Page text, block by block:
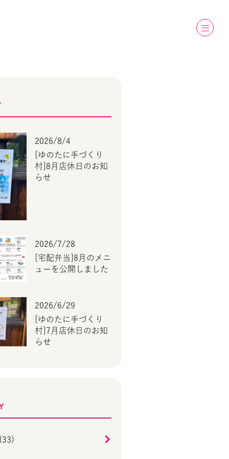
2026/8/4
[ゆのたに手づくり
村]8月店休日のお知
らせ
2026/7/28
[宅配弁当]8月のメニ
ューを公開しました
2026/6/29
[ゆのたに手づくり
村]7月店休日のお知
らせ